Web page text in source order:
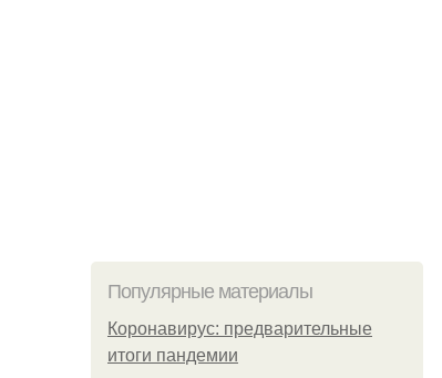
Популярные материалы
Коронавирус: предварительные
итоги пандемии